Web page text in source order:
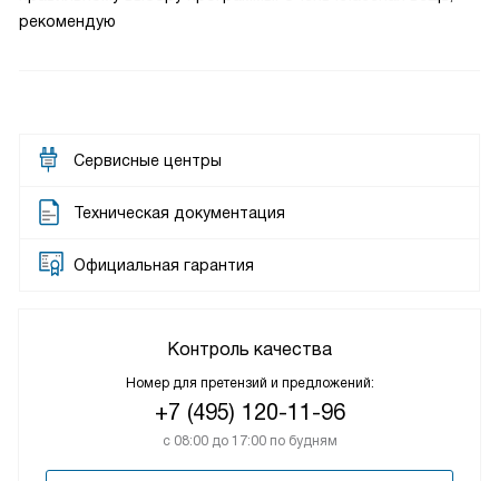
рекомендую
Сервисные центры
Техническая документация
Официальная гарантия
Контроль качества
Номер для претензий и предложений:
+7 (495) 120-11-96
с 08:00 до 17:00 по будням